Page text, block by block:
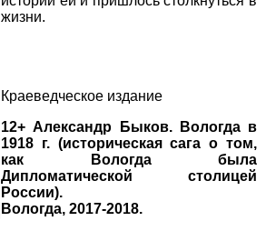
жизни.
Краеведческое издание
12+ Александр Быков. Вологда в
1918 г. (историческая сага о том,
как Вологда была
Дипломатической столицей
России).
Вологда, 2017-2018.